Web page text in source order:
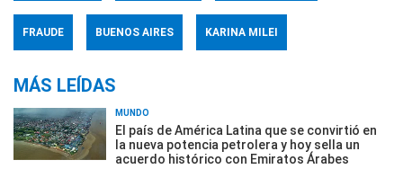
FRAUDE BUENOS AIRES KARINA MILEI
MÁS LEÍDAS
MUNDO
El país de América Latina que se convirtió en
la nueva potencia petrolera y hoy sella un
acuerdo histórico con Emiratos Árabes